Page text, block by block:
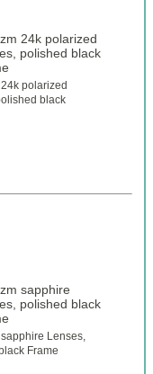
polarized
black
Lenses,
Frame